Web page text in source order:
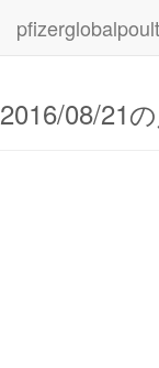
2016/08/21